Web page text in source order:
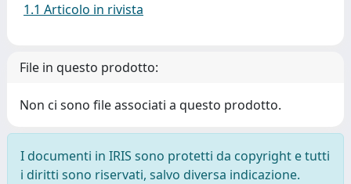
1.1 Articolo in rivista
File in questo prodotto:
Non ci sono file associati a questo prodotto.
I documenti in IRIS sono protetti da copyright e tutti
i diritti sono riservati, salvo diversa indicazione.